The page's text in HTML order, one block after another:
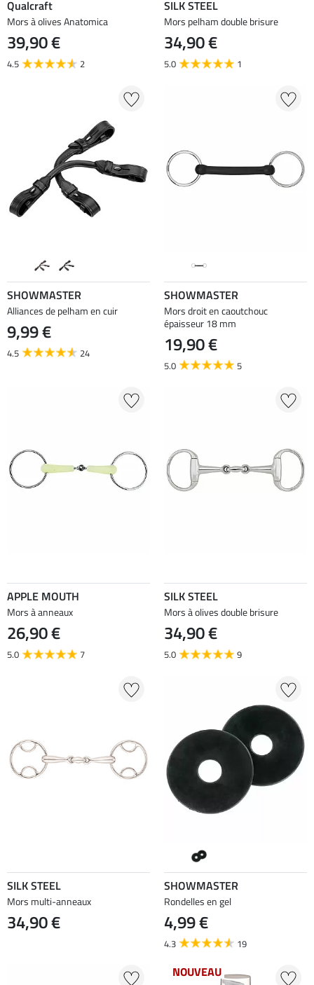
Qualcraft
Mors à olives Anatomica
39,90 €
4.5 2
SILK STEEL
Mors pelham double brisure
34,90 €
5.0 1
SHOWMASTER
Alliances de pelham en cuir
9,99 €
4.5 24
SHOWMASTER
Mors droit en caoutchouc
épaisseur 18 mm
19,90 €
5.0 5
APPLE MOUTH
Mors à anneaux
26,90 €
5.0 7
SILK STEEL
Mors à olives double brisure
34,90 €
5.0 9
SILK STEEL
Mors multi-anneaux
34,90 €
SHOWMASTER
Rondelles en gel
4,99 €
4.3 19
NOUVEAU